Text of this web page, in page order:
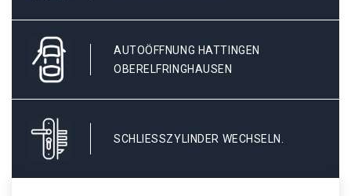
AUTOÖFFNUNG HATTINGEN
OBERELFRINGHAUSEN
SCHLIESSZYLINDER WECHSELN.